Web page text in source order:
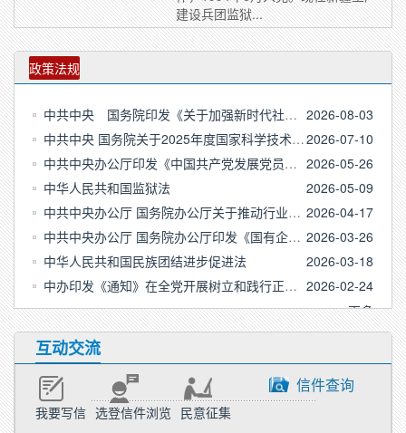
建设兵团监狱...
政策法规
2026-08-03
中共中央 国务院印发《关于加强新时代社会工作的意见…
2026-07-10
中共中央 国务院关于2025年度国家科学技术奖励的决定
2026-05-26
中共中央办公厅印发《中国共产党发展党员工作细则》
2026-05-09
中华人民共和国监狱法
2026-04-17
中共中央办公厅 国务院办公厅关于推动行业协会商会深…
2026-03-26
中共中央办公厅 国务院办公厅印发《国有企业领导人员…
2026-03-18
中华人民共和国民族团结进步促进法
2026-02-24
中办印发《通知》在全党开展树立和践行正确政绩观学习…
更多
互动交流
我要写信 选登信件浏览 民意征集
信件查询